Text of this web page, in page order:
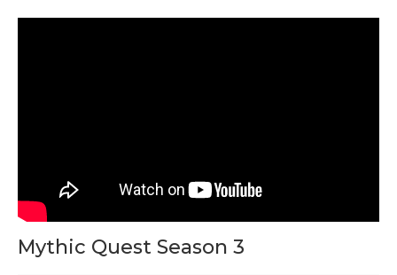
Mythic Quest Season 3